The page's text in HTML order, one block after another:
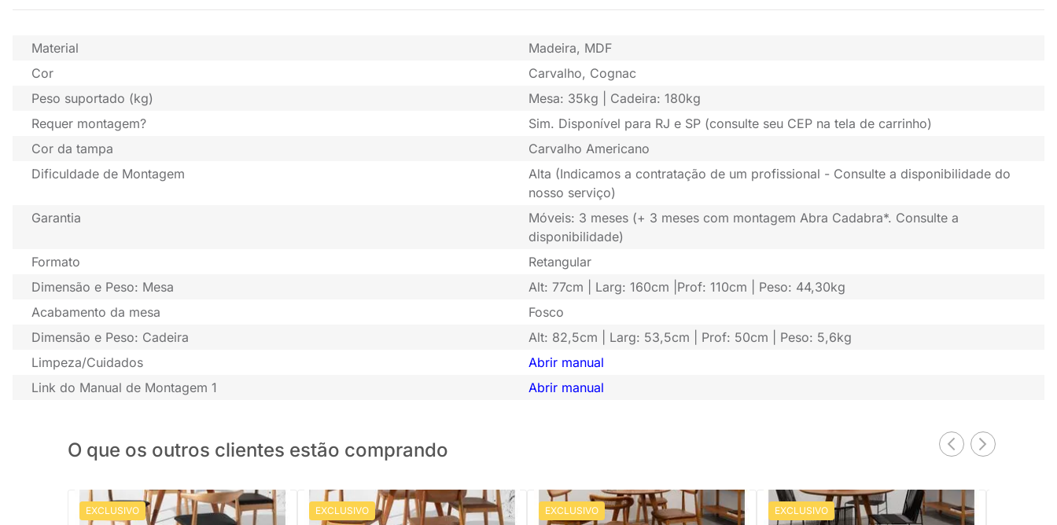
Material
Madeira, MDF
Cor
Carvalho, Cognac
Peso suportado (kg)
Mesa: 35kg | Cadeira: 180kg
Requer montagem?
Sim. Disponível para RJ e SP (consulte seu CEP na tela de carrinho)
Cor da tampa
Carvalho Americano
Dificuldade de Montagem
Alta (Indicamos a contratação de um profissional - Consulte a disponibilidade do
nosso serviço)
Garantia
Móveis: 3 meses (+ 3 meses com montagem Abra Cadabra*. Consulte a
disponibilidade)
Formato
Retangular
Dimensão e Peso: Mesa
Alt: 77cm | Larg: 160cm |Prof: 110cm | Peso: 44,30kg
Acabamento da mesa
Fosco
Dimensão e Peso: Cadeira
Alt: 82,5cm | Larg: 53,5cm | Prof: 50cm | Peso: 5,6kg
Limpeza/Cuidados
Abrir manual
Link do Manual de Montagem 1
Abrir manual
O que os outros clientes estão comprando
EXCLUSIVO PRONTA ENTREGA EXCLUSIVO PRONTA ENTREGA EXCLUSIVO PRONTA ENTREGA EXCLUSIVO PRONTA ENTREGA